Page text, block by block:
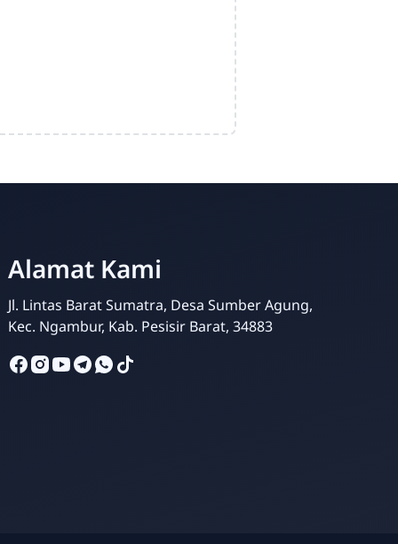
Admin Sekolah
Alamat Kami
Jl. Lintas Barat Sumatra, Desa Sumber Agung,
Kec. Ngambur, Kab. Pesisir Barat, 34883